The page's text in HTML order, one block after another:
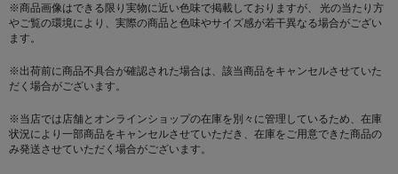
※商品画像はできる限り実物に近い色味で掲載しておりますが、 光の当たり方
やご覧の環境により、実際の商品と色味やサイズ感が若干異なる場合がござい
ます。
※出荷前に商品不具合が確認された場合は、該当商品をキャンセルさせていた
だく場合がございます。
※当店では店舗とオンラインショップの在庫を別々に管理しているため、在庫
状況により一部商品をキャンセルさせていただき、在庫をご用意できた商品の
み発送させていただく場合がございます。